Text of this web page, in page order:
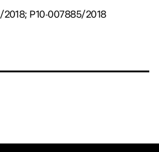
P10-007885/2018